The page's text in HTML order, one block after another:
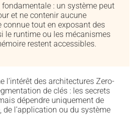
: un système peut
et ne contenir aucune
tout en exposant des
le runtime ou les mécanismes
restent accessibles.
l’intérêt des architectures Zero-
de clés : les secrets
dépendre uniquement de
de l’application ou du système